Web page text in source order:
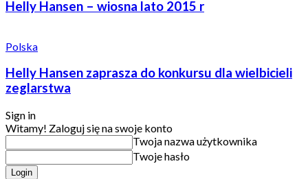
Helly Hansen – wiosna lato 2015 r
Polska
Helly Hansen zaprasza do konkursu dla wielbicieli
zeglarstwa
Sign in
Witamy! Zaloguj się na swoje konto
Twoja nazwa użytkownika
Twoje hasło